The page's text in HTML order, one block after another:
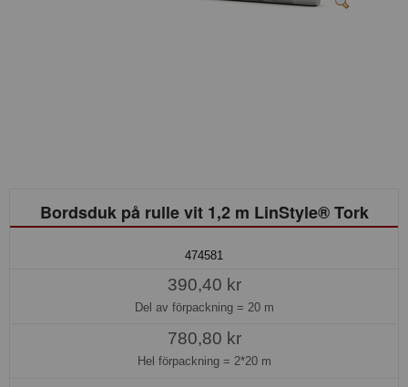
Bordsduk på rulle vit 1,2 m LinStyle® Tork
474581
390,40 kr
Del av förpackning = 20 m
780,80 kr
Hel förpackning = 2*20 m